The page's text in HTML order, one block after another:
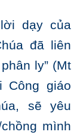
dạy của
đã liên
ly” (Mt
Công giáo
sẽ yêu
mình